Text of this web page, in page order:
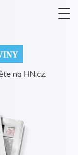
na HN.cz.